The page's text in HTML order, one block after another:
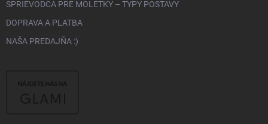
SPRIEVODCA PRE MOLETKY – TYPY POSTAVY
DOPRAVA A PLATBA
NAŠA PREDAJŇA :)